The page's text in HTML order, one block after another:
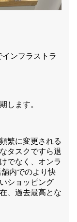
ンフラストラ
します。
繁に変更される
タスクですら退
でなく、オンラ
内でのより快
ショッピング
、過去最高とな